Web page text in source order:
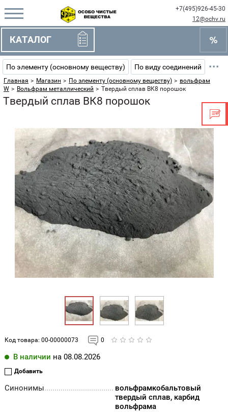
КАТАЛОГ
+7(495)926-45-30
12@ochv.ru
По элементу (основному веществу) По виду соединений ···
Главная > Магазин > По элементу (основному веществу) > вольфрам
W > Вольфрам металлический > Твердый сплав ВК8 порошок
Твердый сплав ВК8 порошок
Код товара: 00-00000073 0
В наличии на 08.08.2026
Добавить
Синонимы
вольфрамкобальтовый
твердый сплав, карбид
вольфрама